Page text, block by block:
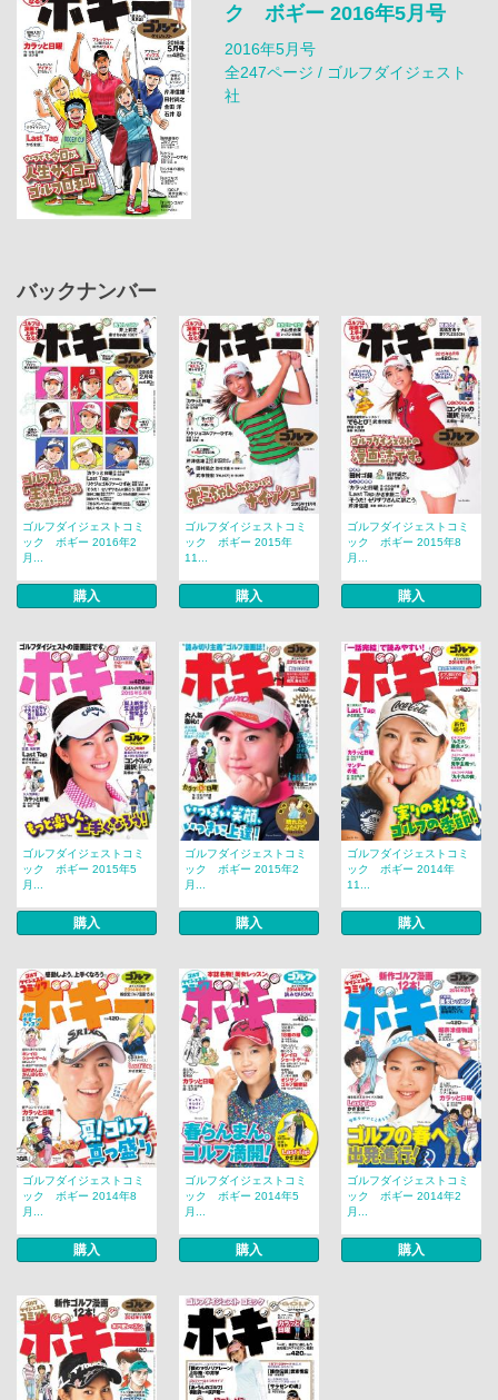
ク ボギー 2016年5月号
2016年5月号
全247ページ / ゴルフダイジェスト
社
バックナンバー
ゴルフダイジェストコミ
ック ボギー 2016年2
月...
購入
ゴルフダイジェストコミ
ック ボギー 2015年
11...
購入
ゴルフダイジェストコミ
ック ボギー 2015年8
月...
購入
ゴルフダイジェストコミ
ック ボギー 2015年5
月...
購入
ゴルフダイジェストコミ
ック ボギー 2015年2
月...
購入
ゴルフダイジェストコミ
ック ボギー 2014年
11...
購入
ゴルフダイジェストコミ
ック ボギー 2014年8
月...
購入
ゴルフダイジェストコミ
ック ボギー 2014年5
月...
購入
ゴルフダイジェストコミ
ック ボギー 2014年2
月...
購入